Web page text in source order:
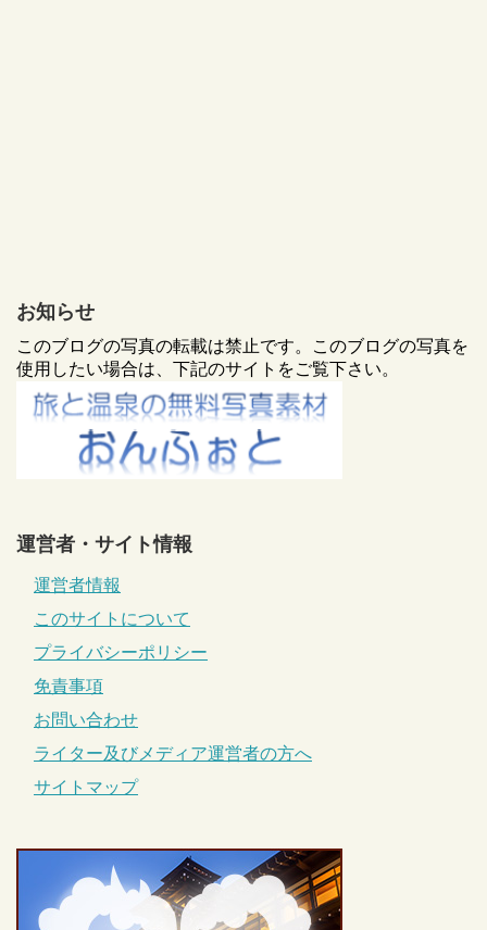
お知らせ
このブログの写真の転載は禁止です。このブログの写真を
使用したい場合は、下記のサイトをご覧下さい。
運営者・サイト情報
運営者情報
このサイトについて
プライバシーポリシー
免責事項
お問い合わせ
ライター及びメディア運営者の方へ
サイトマップ